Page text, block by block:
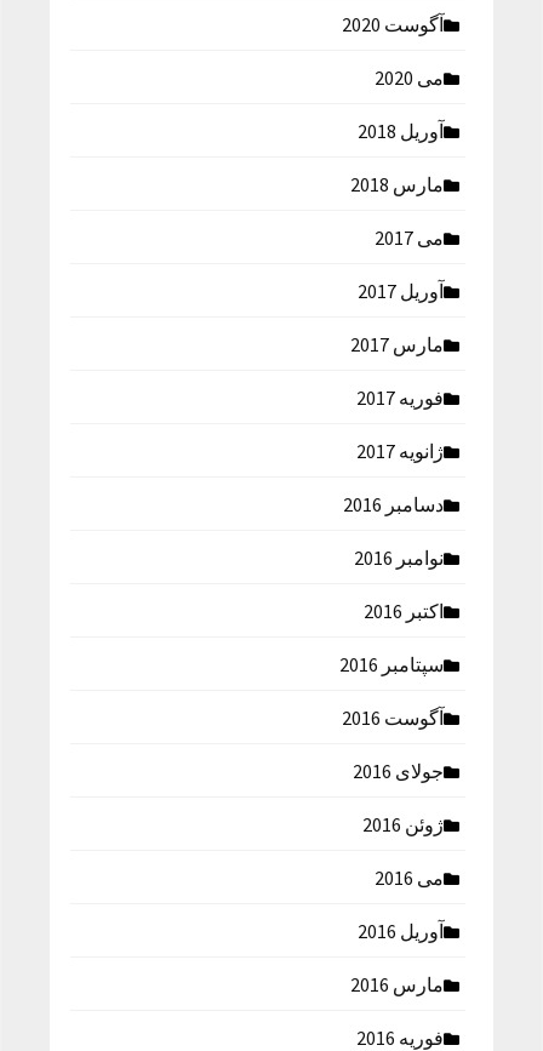
آگوست 2020
می 2020
آوریل 2018
مارس 2018
می 2017
آوریل 2017
مارس 2017
فوریه 2017
ژانویه 2017
دسامبر 2016
نوامبر 2016
اکتبر 2016
سپتامبر 2016
آگوست 2016
جولای 2016
ژوئن 2016
می 2016
آوریل 2016
مارس 2016
فوریه 2016